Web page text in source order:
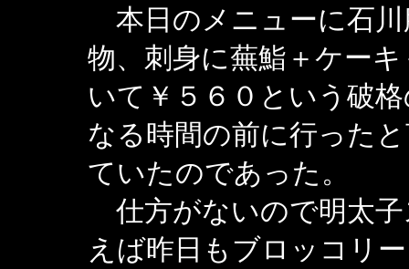
本日のメニューに石
物、刺身に蕪鮨＋ケー
いて￥５６０という破
なる時間の前に行った
ていたのであった。
仕方がないので明太
えば昨日もブロッコリ